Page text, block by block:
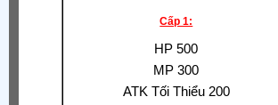
Cấp 1:
HP 500
MP 300
ATK Tối Thiểu 200